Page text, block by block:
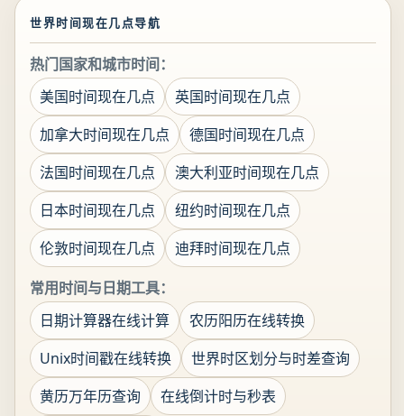
世界时间现在几点导航
热门国家和城市时间：
美国时间现在几点
英国时间现在几点
加拿大时间现在几点
德国时间现在几点
法国时间现在几点
澳大利亚时间现在几点
日本时间现在几点
纽约时间现在几点
伦敦时间现在几点
迪拜时间现在几点
常用时间与日期工具：
日期计算器在线计算
农历阳历在线转换
Unix时间戳在线转换
世界时区划分与时差查询
黄历万年历查询
在线倒计时与秒表